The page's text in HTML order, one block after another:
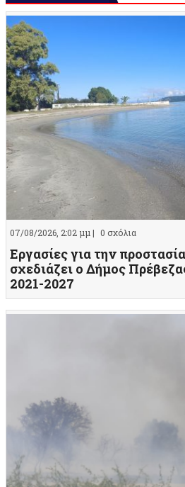
07/08/2026, 2:02 μμ | 0 σχόλια
Εργασίες για την
σχεδιάζει ο Δήμος
2021-2027